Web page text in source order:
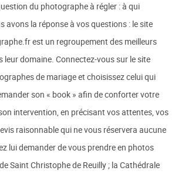
du photographe à régler : à qui
avons la réponse à vos questions : le site
est un regroupement des meilleurs
domaine. Connectez-vous sur le site
de mariage et choisissez celui qui
son « book » afin de conforter votre
intervention, en précisant vos attentes, vos
raisonnable qui ne vous réservera aucune
lui demander de vous prendre en photos
Saint Christophe de Reuilly ; la Cathédrale